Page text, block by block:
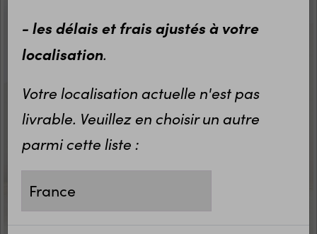
- les délais et frais ajustés à votre
localisation.
Votre localisation actuelle n'est pas
livrable. Veuillez en choisir un autre
parmi cette liste :